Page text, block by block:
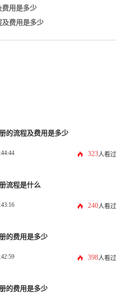
费用是多少
费用是多少
的流程及费用是多少
323人看过
流程是什么
240人看过
的费用是多少
398人看过
的费用是多少